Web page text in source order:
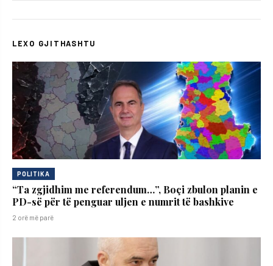
LEXO GJITHASHTU
POLITIKA
“Ta zgjidhim me referendum…”, Boçi zbulon planin e
PD-së për të penguar uljen e numrit të bashkive
2 orë më parë